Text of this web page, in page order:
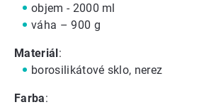
objem - 2000 ml
váha – 900 g
Materiál:
borosilikátové sklo, nerez
Farba: